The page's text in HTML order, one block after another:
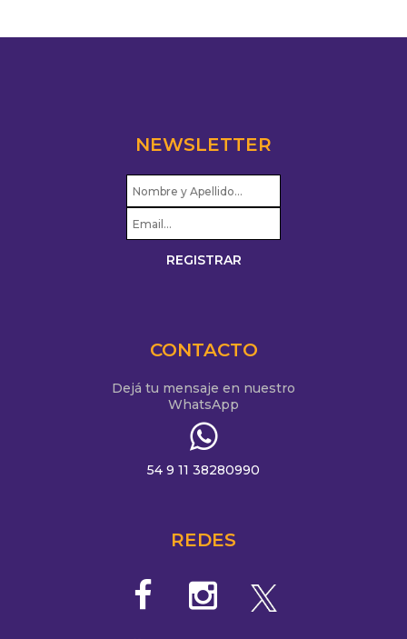
NEWSLETTER
CONTACTO
Dejá tu mensaje en nuestro
WhatsApp
54 9 11 38280990
REDES